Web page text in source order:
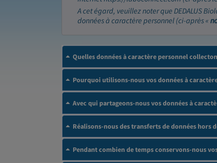
A cet égard, veuillez noter que DEDALUS
données à caractère personnel (ci-après «
Quelles données à caractère personnel
Pourquoi utilisons-nous vos données à
Avec qui partageons-nous vos données à
Réalisons-nous des transferts de données hors
Pendant combien de temps conservons-nous